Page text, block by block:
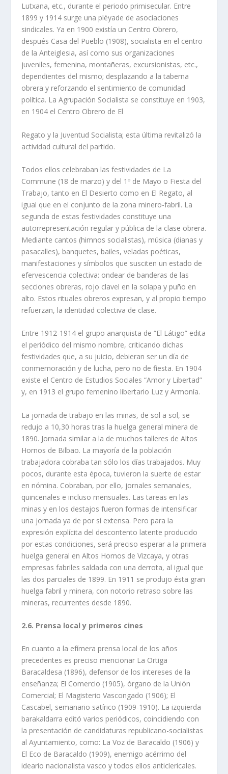
Lutxana, etc., durante el periodo primisecular. Entre
1899 y 1914 surge una pléyade de asociaciones
sindicales. Ya en 1900 existía un Centro Obrero,
después Casa del Pueblo (1908), socialista en el centro
de la Anteiglesia, así como sus organizaciones
juveniles, femenina, montañeras, excursionistas, etc.,
dependientes del mismo; desplazando a la taberna
obrera y reforzando el sentimiento de comunidad
política. La Agrupación Socialista se constituye en 1903,
en 1904 el Centro Obrero de El
Regato y la Juventud Socialista; esta última revitalizó la
actividad cultural del partido.
Todos ellos celebraban las festividades de La
Commune (18 de marzo) y del 1º de Mayo o Fiesta del
Trabajo, tanto en El Desierto como en El Regato, al
igual que en el conjunto de la zona minero-fabril. La
segunda de estas festividades constituye una
autorrepresentación regular y pública de la clase obrera.
Mediante cantos (himnos socialistas), música (dianas y
pasacalles), banquetes, bailes, veladas poéticas,
manifestaciones y símbolos que susciten un estado de
efervescencia colectiva: ondear de banderas de las
secciones obreras, rojo clavel en la solapa y puño en
alto. Estos rituales obreros expresan, y al propio tiempo
refuerzan, la identidad colectiva de clase.
Entre 1912-1914 el grupo anarquista de “El Látigo” edita
el periódico del mismo nombre, criticando dichas
festividades que, a su juicio, debieran ser un día de
conmemoración y de lucha, pero no de fiesta. En 1904
existe el Centro de Estudios Sociales “Amor y Libertad”
y, en 1913 el grupo femenino libertario Luz y Armonía.
La jornada de trabajo en las minas, de sol a sol, se
redujo a 10,30 horas tras la huelga general minera de
1890. Jornada similar a la de muchos talleres de Altos
Hornos de Bilbao. La mayoría de la población
trabajadora cobraba tan sólo los días trabajados. Muy
pocos, durante esta época, tuvieron la suerte de estar
en nómina. Cobraban, por ello, jornales semanales,
quincenales e incluso mensuales. Las tareas en las
minas y en los destajos fueron formas de intensificar
una jornada ya de por sí extensa. Pero para la
expresión explícita del descontento latente producido
por estas condiciones, será preciso esperar a la primera
huelga general en Altos Hornos de Vizcaya, y otras
empresas fabriles saldada con una derrota, al igual que
las dos parciales de 1899. En 1911 se produjo ésta gran
huelga fabril y minera, con notorio retraso sobre las
mineras, recurrentes desde 1890.
2.6. Prensa local y primeros cines
En cuanto a la efímera prensa local de los años
precedentes es preciso mencionar La Ortiga
Baracaldesa (1896), defensor de los intereses de la
enseñanza; El Comercio (1905), órgano de la Unión
Comercial; El Magisterio Vascongado (1906); El
Cascabel, semanario satírico (1909-1910). La izquierda
barakaldarra editó varios periódicos, coincidiendo con
la presentación de candidaturas republicano-socialistas
al Ayuntamiento, como: La Voz de Baracaldo (1906) y
El Eco de Baracaldo (1909), enemigo acérrimo del
ideario nacionalista vasco y todos ellos anticlericales.